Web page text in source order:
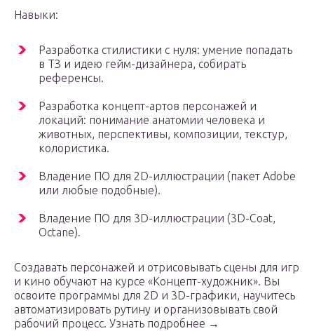
Навыки:
Разработка стилистики с нуля: умение попадать
в ТЗ и идею гейм-дизайнера, собирать
референсы.
Разработка концепт-артов персонажей и
локаций: понимание анатомии человека и
животных, перспективы, композиции, текстур,
колористика.
Владение ПО для 2D-иллюстрации (пакет Adobe
или любые подобные).
Владение ПО для 3D-иллюстрации (3D-Coat,
Octane).
Создавать персонажей и отрисовывать сцены для игр
и кино обучают на курсе «Концепт-художник». Вы
освоите программы для 2D и 3D-графики, научитесь
автоматизировать рутину и организовывать свой
рабочий процесс. Узнать подробнее →